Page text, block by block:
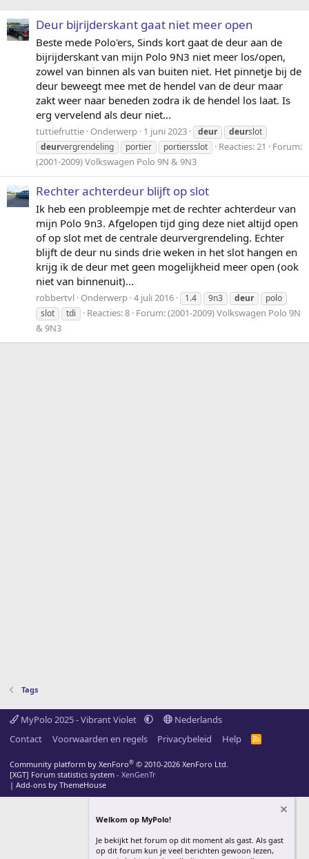
Deur bijrijderskant gaat niet meer open
Beste mede Polo'ers, Sinds kort gaat de deur aan de
bijrijderskant van mijn Polo 9N3 niet meer los/open,
zowel van binnen als van buiten niet. Het pinnetje bij de
deur beweegt mee met de hendel van de deur maar
zakt weer naar beneden zodra ik de hendel los laat. Is
erg vervelend als deur niet...
tuttiefruttie Onderwerp 1 juni 2023 deur deurslot
deurvergrendeling portier portiersslot Reacties: 21
Forum:
(2001-2009) Volkswagen Polo 9N & 9N3
Rechter achterdeur blijft op slot
Ik heb een probleempje met de rechter achterdeur van
mijn Polo 9n3. Afgelopen tijd ging deze niet altijd open
of op slot met de centrale deurvergrendeling. Echter
blijft de deur nu sinds drie weken in het slot hangen en
krijg ik de deur met geen mogelijkheid meer open (ook
niet van binnenuit)...
robbertvl Onderwerp 4 juli 2016 1.4 9n3 deur
polo
slot
tdi Reacties: 8 Forum:(2001-2009) Volkswagen Polo 9N
& 9N3
Tags
MyPolo 2025 - Vibrant Violet
Nederlands
Contact
Voorwaarden en regels Privacybeleid Help
R
S
Community platform by XenForo® © 2010-2026 XenForo Ltd.
[XGT] Forum statistics system - XenGenTr
| Add-ons by ThemeHouse
Welkom op MyPolo!
Je bekijkt het forum op dit moment als gast. Als gast
op dit forum kun je veel berichten gewoon lezen,